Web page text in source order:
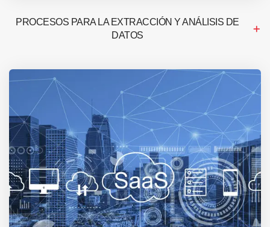
PROCESOS PARA LA EXTRACCIÓN Y ANÁLISIS DE
DATOS